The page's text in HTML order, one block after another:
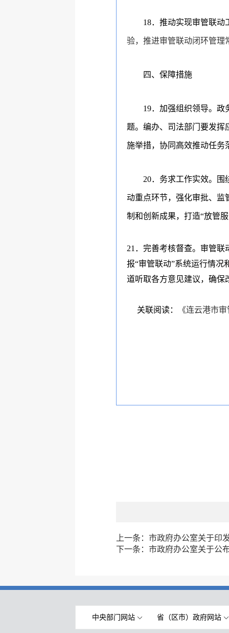
18．推动实现审管联动
验，推进审管联动闭环管理
四、保障措施
19．加强组织领导。 政
题。编办、司法部门要发挥
施举措，协同高效推动任务
20．务求工作实效。 围
动重点环节，强化审批、监
制和创新成果，打造“放管服
21 ．完善考核督查。 审管联
报“审管联动”系统运行情况
道听取各方意见建议，确保
关联阅读： 《连云港市
上一条： 市政府办公室关于印
下一条： 市政府办公室关于公
中央部门网站 省（区市）政府网站